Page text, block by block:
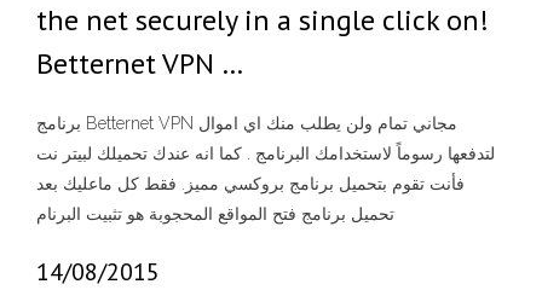
the net securely in a single click on!
Betternet VPN …
برنامج Betternet VPN مجاني تمام ولن يطلب منك اي اموال
لتدفعها رسوماً لاستخدامك البرنامج . كما انه عندك تحميلك لبيتر نت
فأنت تقوم بتحميل برنامج بروكسي مميز. فقط كل ماعليك بعد
تحميل برنامج فتح المواقع المحجوبة هو تثبيت البرنام
14/08/2015